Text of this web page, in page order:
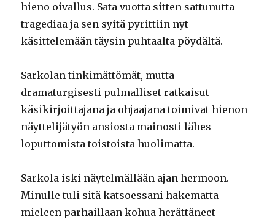
hieno oivallus. Sata vuotta sitten sattunutta
tragediaa ja sen syitä pyrittiin nyt
käsittelemään täysin puhtaalta pöydältä.
Sarkolan tinkimättömät, mutta
dramaturgisesti pulmalliset ratkaisut
käsikirjoittajana ja ohjaajana toimivat hienon
näyttelijätyön ansiosta mainosti lähes
loputtomista toistoista huolimatta.
Sarkola iski näytelmällään ajan hermoon.
Minulle tuli sitä katsoessani hakematta
mieleen parhaillaan kohua herättäneet